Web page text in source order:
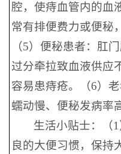
腔，使痔血管内的血
常有排便费力或便秘
（5）便秘患者：肛
过分牵拉致血液供应
容易患痔疮。（6）
蠕动慢、便秘发病率
生活小贴士：（
良的大便习惯，保持